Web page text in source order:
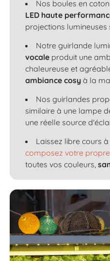
Nos boules en
LED haute
projections lumineuses
Notre guirlande
vocale produit une
chaleureuse et
ambiance cosy à la
Nos guirlandes
similaire à une lampe
une réelle source
Laissez libre cours
composez votre
toutes vos couleurs,